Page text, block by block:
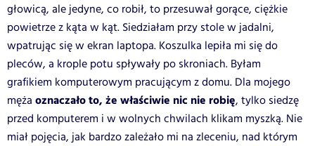
głowicą, ale jedyne, co robił, to przesuwał gorące, ciężkie
powietrze z kąta w kąt. Siedziałam przy stole w jadalni,
wpatrując się w ekran laptopa. Koszulka lepiła mi się do
pleców, a krople potu spływały po skroniach. Byłam
grafikiem komputerowym pracującym z domu. Dla mojego
męża oznaczało to, że właściwie nic nie robię, tylko siedzę
przed komputerem i w wolnych chwilach klikam myszką. Nie
miał pojęcia, jak bardzo zależało mi na zleceniu, nad którym